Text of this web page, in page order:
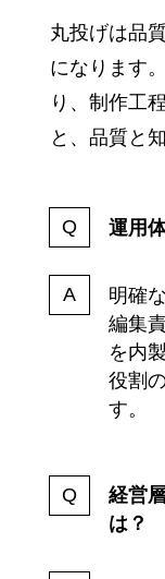
丸投げは品
になります
り、制作工
と、品質と
運用
明確
編集
を内
役割
す。
経営
は？